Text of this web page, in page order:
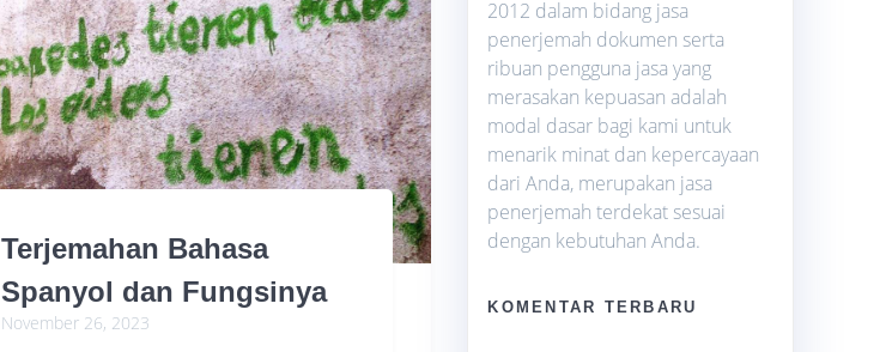
Terjemahan Bahasa
Spanyol dan Fungsinya
November 26, 2023
2012 dalam bidang jasa
penerjemah dokumen serta
ribuan pengguna jasa yang
merasakan kepuasan adalah
modal dasar bagi kami untuk
menarik minat dan kepercayaan
dari Anda, merupakan jasa
penerjemah terdekat sesuai
dengan kebutuhan Anda.
KOMENTAR TERBARU